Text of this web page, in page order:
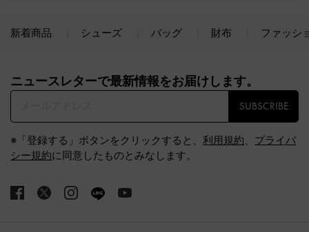
新着商品 シューズ バッグ 財布 ファッシ
ニュースレターで最新情報をお届けします。​
SUBSCRIBE
※「登録する」ボタンをクリックすると、 利用規約、 プライバ
シー規約に同意したものとみなします。